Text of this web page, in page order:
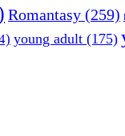
Romantasy (259)
young adult (175)